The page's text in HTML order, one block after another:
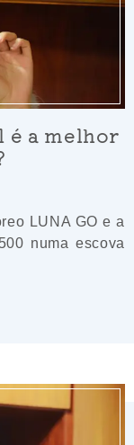
é a melhor
LUNA GO e a
numa escova